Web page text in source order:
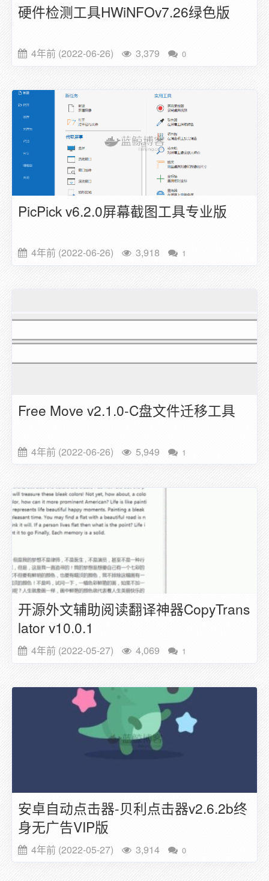
硬件检测工具HWiNFOv7.26绿色版
4年前 (2022-06-26) 3,379 0
PicPick v6.2.0屏幕截图工具专业版
4年前 (2022-06-26) 3,918 1
Free Move v2.1.0-C盘文件迁移工具
4年前 (2022-06-26) 5,949 1
开源外文辅助阅读翻译神器CopyTrans
lator v10.0.1
4年前 (2022-05-27) 4,069 1
安卓自动点击器-贝利点击器v2.6.2b终
身无广告VIP版
4年前 (2022-05-27) 3,914 0